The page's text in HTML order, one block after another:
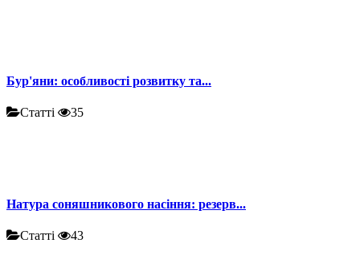
Бур'яни: особливості розвитку та...
Статті 35
Натура соняшникового насіння: резерв...
Статті 43